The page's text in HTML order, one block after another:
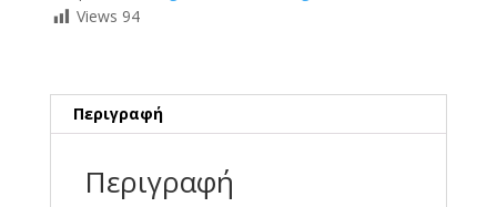
Views 94
Περιγραφή
Περιγραφή